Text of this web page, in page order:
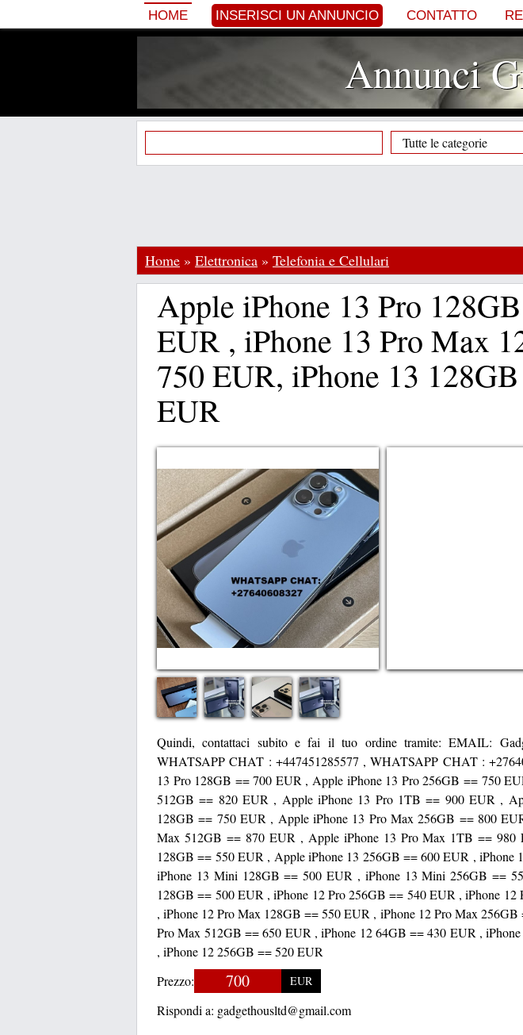
HOME INSERISCI UN ANNUNCIO CONTATTO
Annunci
Home » Elettronica » Telefonia e Cellulari
Apple iPhone 13 Pro
EUR , iPhone 13 Pro Max
750 EUR, iPhone 13
EUR
Quindi, contattaci subito e fai il tuo ordine tramite: EMAIL:
WHATSAPP CHAT : +447451285577 , WHATSAPP CHAT :
13 Pro 128GB == 700 EUR , Apple iPhone 13 Pro 256GB == 750
512GB == 820 EUR , Apple iPhone 13 Pro 1TB == 900 EUR ,
128GB == 750 EUR , Apple iPhone 13 Pro Max 256GB == 800
Max 512GB == 870 EUR , Apple iPhone 13 Pro Max 1TB == 980
128GB == 550 EUR , Apple iPhone 13 256GB == 600 EUR , iPhone
iPhone 13 Mini 128GB == 500 EUR , iPhone 13 Mini 256GB ==
128GB == 500 EUR , iPhone 12 Pro 256GB == 540 EUR , iPhone 12
, iPhone 12 Pro Max 128GB == 550 EUR , iPhone 12 Pro Max
Pro Max 512GB == 650 EUR , iPhone 12 64GB == 430 EUR ,
, iPhone 12 256GB == 520 EUR
Prezzo:
700 EUR
Rispondi a: gadgethousltd@gmail.com